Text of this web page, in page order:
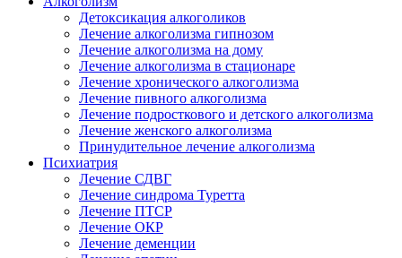
Детоксикация алкоголиков
Лечение алкоголизма гипнозом
Лечение алкоголизма на дому
Лечение алкоголизма в стационаре
Лечение хронического алкоголизма
Лечение пивного алкоголизма
Лечение подросткового и детского алкоголизма
Лечение женского алкоголизма
Принудительное лечение алкоголизма
Психиатрия
Лечение СДВГ
Лечение синдрома Туретта
Лечение ПТСР
Лечение ОКР
Лечение деменции